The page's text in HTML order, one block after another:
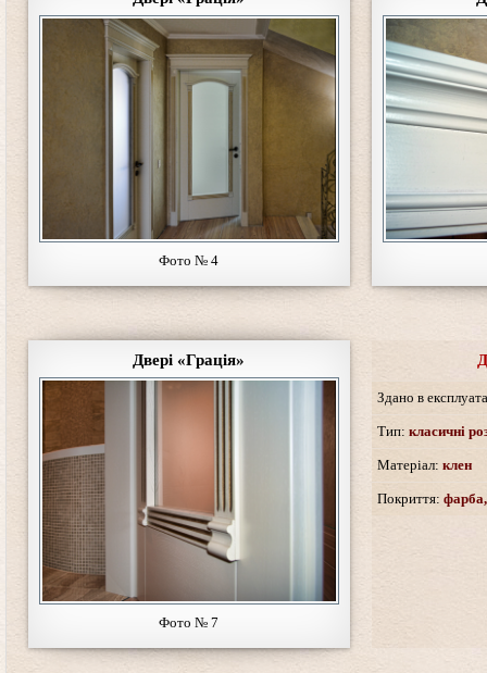
Фото № 4
Двері «Грація»
Фото № 7
Здано в
Тип: класичні
Матеріал: клен
Покриття: фарба,